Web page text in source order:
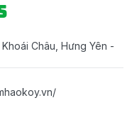
Châu, Hưng Yên -